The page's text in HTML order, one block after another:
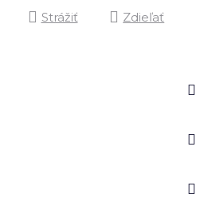
Strážiť Zdieľať